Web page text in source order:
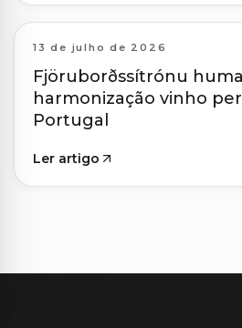
13 de julho de 2026
Fjöruborðssítrónu
harmonização vinho
Portugal
Ler artigo